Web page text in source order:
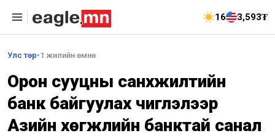
16 3,593₮
Улс төр•1 жилийн өмнө
Орон сууцны санхүүжилтийн
банк байгуулах чиглэлээр
Азийн хөгжлийн банктай санал